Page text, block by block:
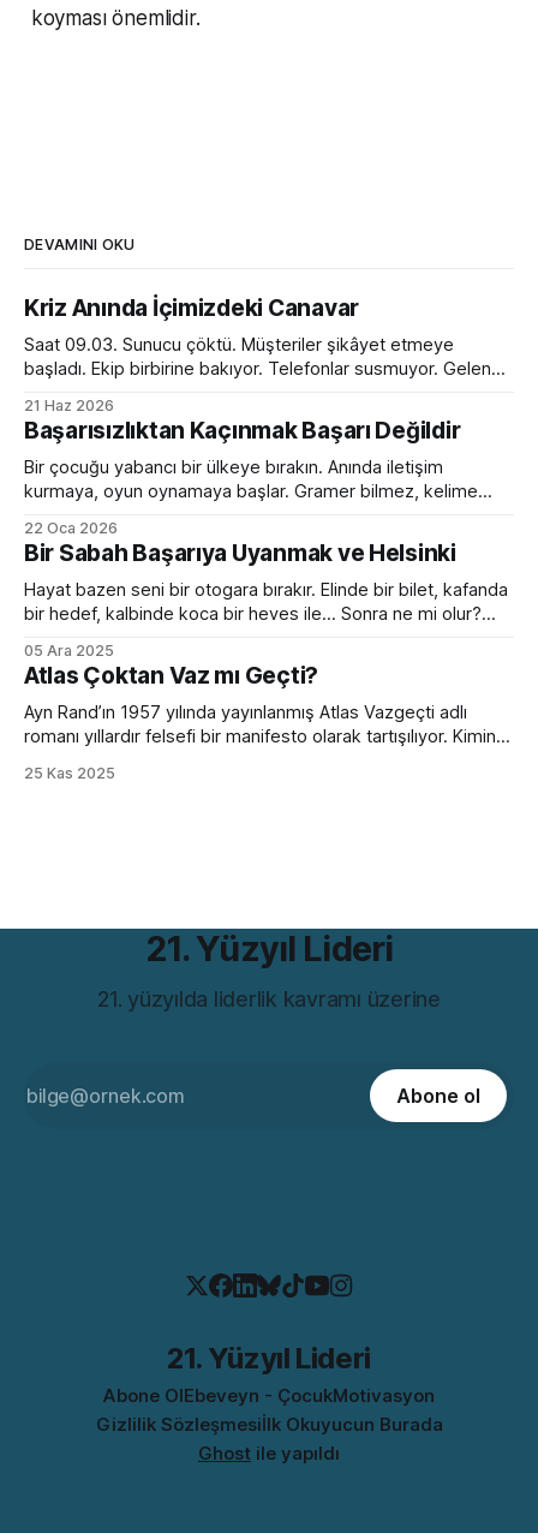
koyması önemlidir.
DEVAMINI OKU
Kriz Anında İçimizdeki Canavar
Saat 09.03. Sunucu çöktü. Müşteriler şikâyet etmeye
başladı. Ekip birbirine bakıyor. Telefonlar susmuyor. Gelen
toplantı odasında ilginç bir dönüşüm yaşanıyor. Normalde
sakin olan yönetici sesini yükseltiyor. Empatik ve sakin ekip
lideri bir anda diktatöre dönüşüyor. Her fikre açık olan
21 Haz 2026
Başarısızlıktan Kaçınmak Başarı Değildir
Bir çocuğu yabancı bir ülkeye bırakın. Anında iletişim
kurmaya, oyun oynamaya başlar. Gramer bilmez, kelime
kurar. Ama devam eder. Birkaç ay sonra da sanki hep
oradaymış gibi sohbet etmeye başlar. Peki bir yetişkini aynı
ortama bırakırsanız? Kelimeleri, kuralları, zaman çekimlerini
bilse de
22 Oca 2026
Bir Sabah Başarıya Uyanmak ve Helsinki
Hayat bazen seni bir otogara bırakır. Elinde bir bilet, kafanda
bir hedef, kalbinde koca bir heves ile... Sonra ne mi olur?
filmlerde olur. Hollywood sıkıcı hazırlık sürecini hızlıca
geçiverir. Kahramanımız birkaç mekik, 2 şınav, 3-4 mekik,
birazcık da ter sonrası
05 Ara 2025
Atlas Çoktan Vaz mı Geçti?
Ayn Rand’ın 1957 yılında yayınlanmış Atlas Vazgeçti adlı
romanı yıllardır felsefi bir manifesto olarak tartışılıyor. Kimine
Ama bütün bu tartışmaların ötesinde, romanın bugünün iş
25 Kas 2025
21. Yüzyıl Lideri
21. yüzyılda liderlik kavramı üzerine
Abone ol
21. Yüzyıl Lideri
Abone OlEbeveyn - ÇocukMotivasyon
Gizlilik Sözleşmesiİlk Okuyucun Burada
Ghost ile yapıldı